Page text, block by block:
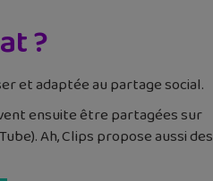
?
et adaptée au partage social.
ensuite être partagées sur
Ah, Clips propose aussi des